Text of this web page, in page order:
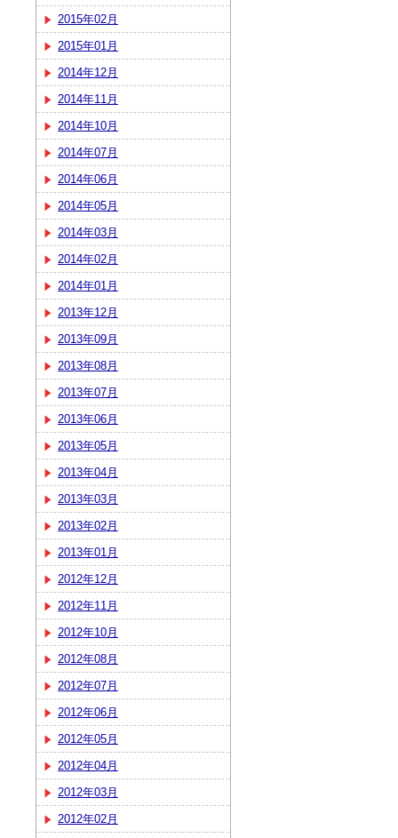
2015年02月
2015年01月
2014年12月
2014年11月
2014年10月
2014年07月
2014年06月
2014年05月
2014年03月
2014年02月
2014年01月
2013年12月
2013年09月
2013年08月
2013年07月
2013年06月
2013年05月
2013年04月
2013年03月
2013年02月
2013年01月
2012年12月
2012年11月
2012年10月
2012年08月
2012年07月
2012年06月
2012年05月
2012年04月
2012年03月
2012年02月